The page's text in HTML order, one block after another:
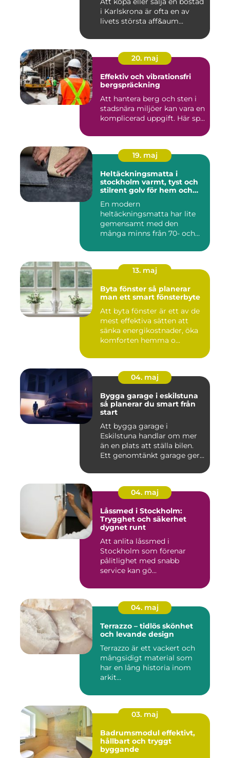
i Karlskrona är ofta en av
livets största aff&aum...
20. maj
Effektiv och vibrationsfri
bergspräckning
Att hantera berg och sten i
stadsnära miljöer kan vara en
komplicerad uppgift. Här sp...
19. maj
Heltäckningsmatta i
stockholm varmt, tyst och
stilrent golv för hem och
En modern
heltäckningsmatta har lite
gemensamt med den
många minns från 70- och
13. maj
Byta fönster så planerar
man ett smart fönsterbyte
Att byta fönster är ett av de
mest effektiva sätten att
sänka energikostnader, öka
komforten hemma o...
04. maj
Bygga garage i eskilstuna
så planerar du smart från
start
Att bygga garage i
Eskilstuna handlar om mer
än en plats att ställa bilen.
Ett genomtänkt garage ger...
04. maj
Låssmed i Stockholm:
Trygghet och säkerhet
dygnet runt
Att anlita låssmed i
Stockholm som förenar
pålitlighet med snabb
service kan gö...
04. maj
Terrazzo – tidlös skönhet
och levande design
Terrazzo är ett vackert och
mångsidigt material som
har en lång historia inom
arkit...
03. maj
Badrumsmodul effektivt,
hållbart och tryggt
byggande